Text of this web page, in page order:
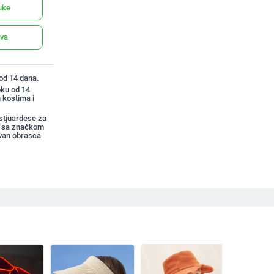
14 dana.
od 14
kostima i
za
značkom
obrasca